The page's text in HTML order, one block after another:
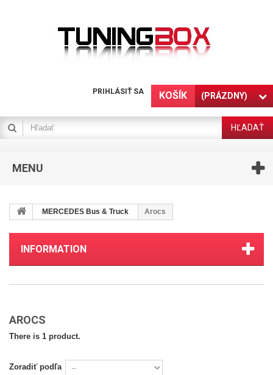
KOŠÍK (PRÁZDNY)
PRIHLÁSIŤ SA
HĽADAŤ
MENU
MERCEDES Bus & Truck Arocs
INFORMATION
AROCS
There is 1 product.
Zoradiť podľa